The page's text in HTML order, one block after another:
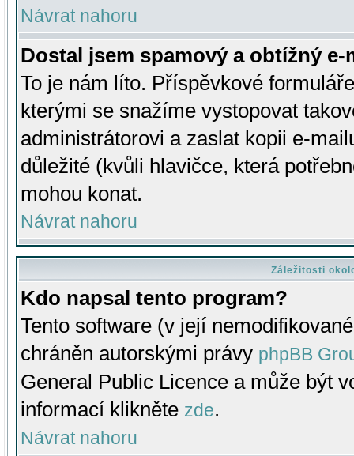
Návrat nahoru
Dostal jsem spamový a obtížný
To je nám líto. Příspěvkové
kterými se snažíme vystopovat
administrátorovi a zaslat kopii e-
důležité (kvůli hlavičce, která
mohou konat.
Návrat nahoru
Záležitosti
Kdo napsal tento program?
Tento software (v její
chráněn autorskými právy phpBB
General Public Licence a může být
informací klikněte zde.
Návrat nahoru